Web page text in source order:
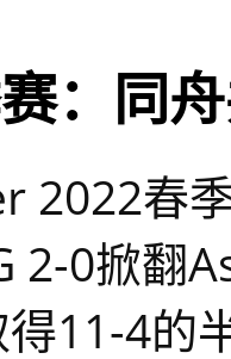
：同
2022春
2-0掀翻
11-4的